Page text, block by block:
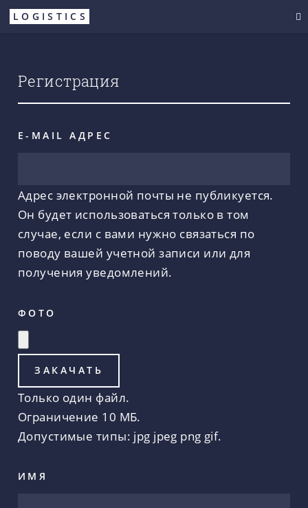
Перейти
LOGISTICS
Регистрация
E-MAIL АДРЕС
Адрес электронной почты не публикуется.
Он будет использоваться только в том
случае, если с вами нужно связаться по
поводу вашей учетной записи или для
получения уведомлений.
ФОТО
Только один файл.
Ограничение 10 МБ.
Допустимые типы: jpg jpeg png gif.
ИМЯ